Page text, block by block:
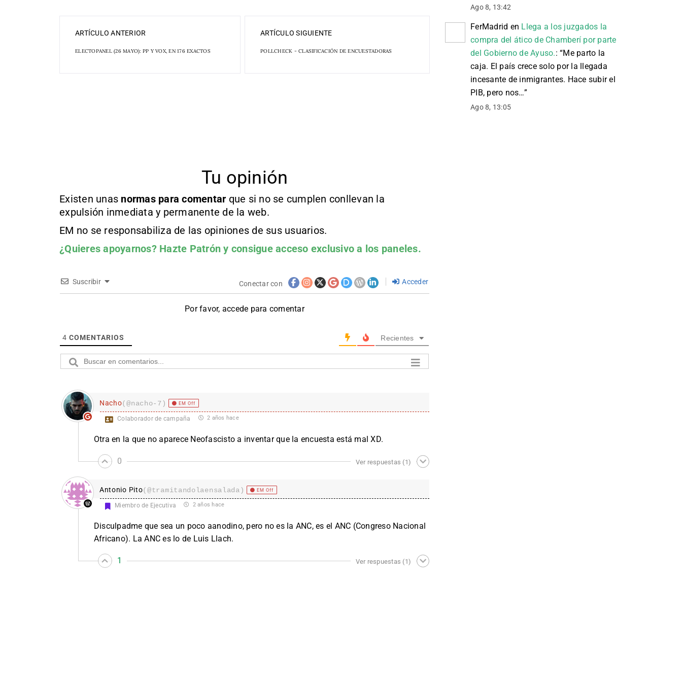
ARTÍCULO ANTERIOR
ELECTOPANEL (26 MAYO): PP Y VOX, EN 176 EXACTOS
ARTÍCULO SIGUIENTE
POLLCHECK - CLASIFICACIÓN DE ENCUESTADORAS
Tu opinión
Existen unas normas para comentar que si no se cumplen conllevan la
expulsión inmediata y permanente de la web.
EM no se responsabiliza de las opiniones de sus usuarios.
¿Quieres apoyarnos? Hazte Patrón y consigue acceso exclusivo a los paneles.
Suscribir Conectar con Acceder
Por favor, accede para comentar
4 COMENTARIOS Recientes
Nacho(@nacho-7) EM Off
Colaborador de campaña 2 años hace
Otra en la que no aparece Neofascisto a inventar que la encuesta está mal XD.
0 Ver respuestas (1)
Antonio Pito(@tramitandolaensalada) EM Off
Miembro de Ejecutiva 2 años hace
Disculpadme que sea un poco aanodino, pero no es la ANC, es el ANC (Congreso Nacional
Africano). La ANC es lo de Luis Llach.
1 Ver respuestas (1)
Ago 8, 13:42
FerMadrid en Llega a los juzgados la
compra del ático de Chamberí por parte
del Gobierno de Ayuso.: “Me parto la
caja. El país crece solo por la llegada
incesante de inmigrantes. Hace subir el
PIB, pero nos…”
Ago 8, 13:05